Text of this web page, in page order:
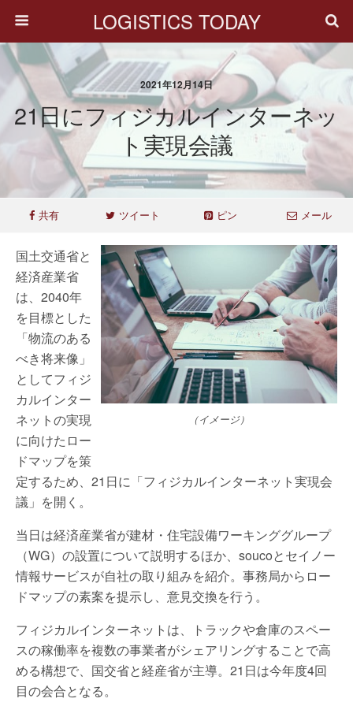
LOGISTICS TODAY
2021年12月14日
21日にフィジカルインターネッ
ト実現会議
共有 ツイート ピン メール
（イメージ）
国土交通省と
経済産業省
は、2040年
を目標とした
「物流のある
べき将来像」
としてフィジ
カルインター
ネットの実現
に向けたロー
ドマップを策
定するため、21日に「フィジカルインターネット実現会
議」を開く。
当日は経済産業省が建材・住宅設備ワーキンググループ
（WG）の設置について説明するほか、soucoとセイノー
情報サービスが自社の取り組みを紹介。事務局からロー
ドマップの素案を提示し、意見交換を行う。
フィジカルインターネットは、トラックや倉庫のスペー
スの稼働率を複数の事業者がシェアリングすることで高
める構想で、国交省と経産省が主導。21日は今年度4回
目の会合となる。